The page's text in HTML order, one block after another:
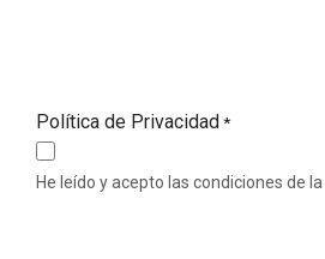
Política de Privacidad*
He leído y acepto las condiciones de la